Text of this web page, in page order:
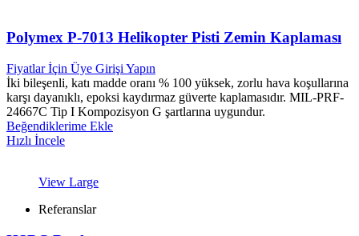
Polymex P-7013 Helikopter Pisti Zemin Kaplaması
Fiyatlar İçin Üye Girişi Yapın
İki bileşenli, katı madde oranı % 100 yüksek, zorlu hava koşullarına
karşı dayanıklı, epoksi kaydırmaz güverte kaplamasıdır. MIL-PRF-
24667C Tip I Kompozisyon G şartlarına uygundur.
Beğendiklerime Ekle
Hızlı İncele
View Large
Referanslar